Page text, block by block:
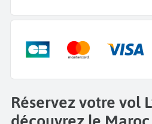
Réservez votre vol